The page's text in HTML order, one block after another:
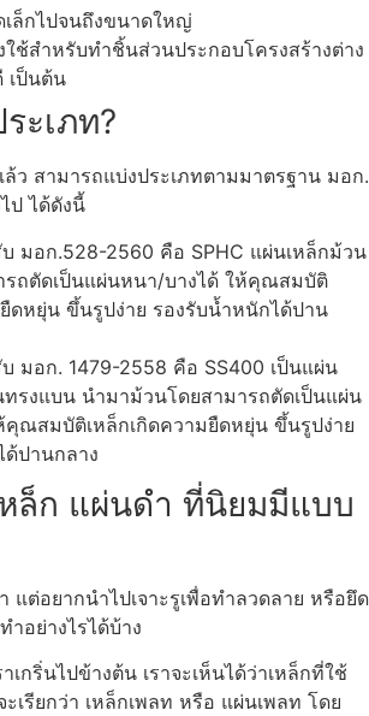
ล็กไปจนถึงขนาดใหญ่
ช้สำหรับทำชิ้นส่วนประกอบโครงสร้างต่าง
เป็นต้น
ะเภท?
ว สามารถแบ่งประเภทตามมาตรฐาน มอก.
ป ได้ดังนี้
บ มอก.528-2560 คือ SPHC แผ่นเหล็กม้วน
ถตัดเป็นแผ่นหนา/บางได้ ให้คุณสมบัติ
ดหยุ่น ขึ้นรูปง่าย รองรับน้ำหนักได้ปาน
มอก. 1479-2558 คือ SS400 เป็นแผ่น
ทรงแบน นำมาม้วนโดยสามารถตัดเป็นแผ่น
คุณสมบัติเหล็กเกิดความยืดหยุ่น ขึ้นรูปง่าย
ปานกลาง
หล็ก แผ่นดำ ที่นิยมมีแบบ
แต่อยากนำไปเจาะรูเพื่อทำลวดลาย หรือยึด
ำอย่างไรได้บ้าง
เกริ่นไปข้างต้น เราจะเห็นได้ว่าเหล็กที่ใช้
ะเรียกว่า เหล็กเพลท หรือ แผ่นเพลท โดย